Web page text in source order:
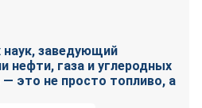
наук, заведующий
нефти, газа и углеродных
это не просто топливо, а